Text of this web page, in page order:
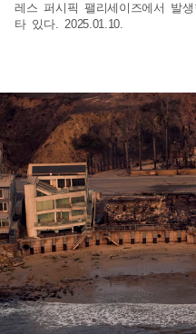
레스 퍼시픽 팰리세이즈에서 발
타 있다. 2025.01.10.